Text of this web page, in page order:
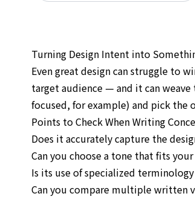
Turning Design Intent into
Even great design can struggle to
target audience — and it can
focused, for example) and pick the
Points to Check When Writing
Does it accurately capture the
Can you choose a tone that fits
Is its use of specialized
Can you compare multiple written